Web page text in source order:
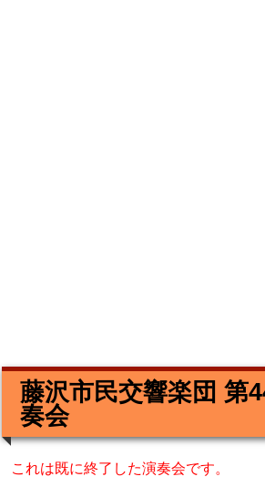
藤沢市民交響楽団 第
奏会
これは既に終了した演奏会です。